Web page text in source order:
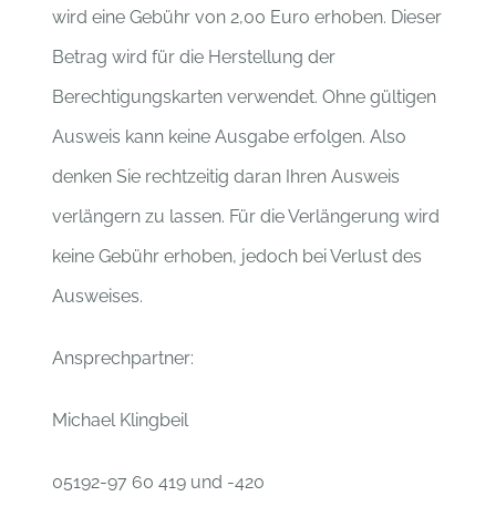
wird eine Gebühr von 2,00 Euro erhoben. Dieser
Betrag wird für die Herstellung der
Berechtigungskarten verwendet. Ohne gültigen
Ausweis kann keine Ausgabe erfolgen. Also
denken Sie rechtzeitig daran Ihren Ausweis
verlängern zu lassen. Für die Verlängerung wird
keine Gebühr erhoben, jedoch bei Verlust des
Ausweises.
Ansprechpartner:
Michael Klingbeil
05192-97 60 419 und -420